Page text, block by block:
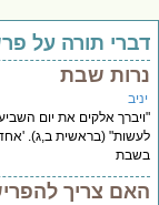
תורה על
שבת
אלקים את יום
(בראשית ב,ג). 'אחד
צריך להפריש